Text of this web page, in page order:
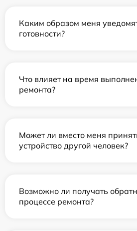
Каким образом меня
готовности?
Что влияет на время
ремонта?
Может ли вместо меня
устройство другой человек?
Возможно ли получать
процессе ремонта?